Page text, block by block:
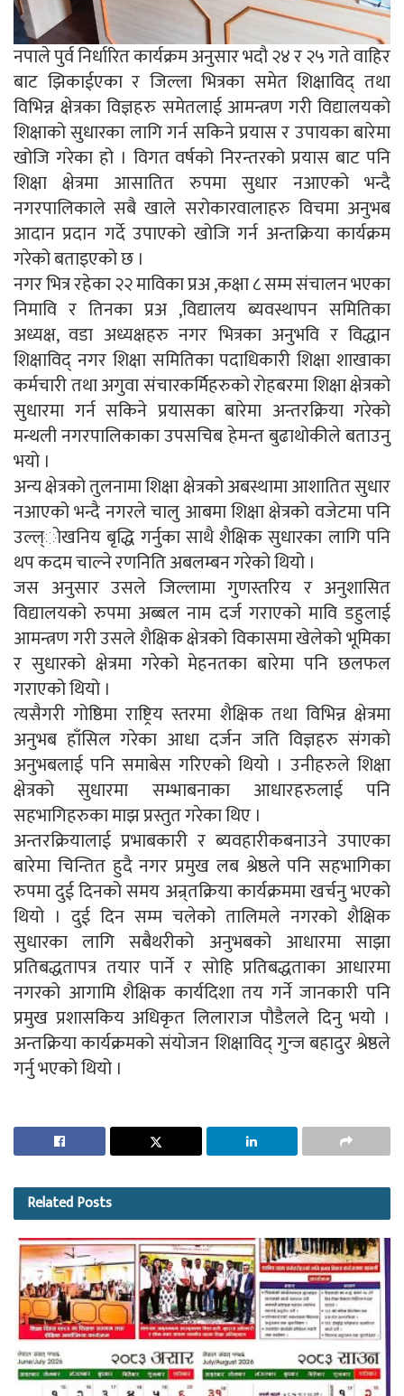
नपाले पुर्व निर्धारित कार्यक्रम अनुसार भदौ २४ र २५ गते वाहिर
बाट झिकाईएका र जिल्ला भित्रका समेत शिक्षाविद् तथा
विभिन्न क्षेत्रका विज्ञहरु समेतलाई आमन्त्रण गरी विद्यालयको
शिक्षाको सुधारका लागि गर्न सकिने प्रयास र उपायका बारेमा
खोजि गरेका हो । विगत वर्षको निरन्तरको प्रयास बाट पनि
शिक्षा क्षेत्रमा आसातित रुपमा सुधार नआएको भन्दै
नगरपालिकाले सबै खाले सरोकारवालाहरु विचमा अनुभब
आदान प्रदान गर्दे उपाएको खोजि गर्न अन्तक्रिया कार्यक्रम
गरेको बताइएको छ ।
नगर भित्र रहेका २२ माविका प्रअ ,कक्षा ८ सम्म संचालन भएका
निमावि र तिनका प्रअ ,विद्यालय ब्यवस्थापन समितिका
अध्यक्ष, वडा अध्यक्षहरु नगर भित्रका अनुभवि र विद्धान
शिक्षाविद् नगर शिक्षा समितिका पदाधिकारी शिक्षा शाखाका
कर्मचारी तथा अगुवा संचारकर्मिहरुको रोहबरमा शिक्षा क्षेत्रको
सुधारमा गर्न सकिने प्रयासका बारेमा अन्तरक्रिया गरेको
मन्थली नगरपालिकाका उपसचिब हेमन्त बुढाथोकीले बताउनु
भयो ।
अन्य क्षेत्रको तुलनामा शिक्षा क्षेत्रको अबस्थामा आशातित सुधार
नआएको भन्दै नगरले चालु आबमा शिक्षा क्षेत्रको वजेटमा पनि
उल्ल्ोखनिय बृद्धि गर्नुका साथै शैक्षिक सुधारका लागि पनि
थप कदम चाल्ने रणनिति अबलम्बन गरेको थियो ।
जस अनुसार उसले जिल्लामा गुणस्तरिय र अनुशासित
विद्यालयको रुपमा अब्बल नाम दर्ज गराएको मावि डहुलाई
आमन्त्रण गरी उसले शैक्षिक क्षेत्रको विकासमा खेलेको भूमिका
र सुधारको क्षेत्रमा गरेको मेहनतका बारेमा पनि छलफल
गराएको थियो ।
त्यसैगरी गोष्ठिमा राष्ट्रिय स्तरमा शैक्षिक तथा विभिन्न क्षेत्रमा
अनुभब हाँसिल गरेका आधा दर्जन जति विज्ञहरु संगको
अनुभबलाई पनि समाबेस गरिएको थियो । उनीहरुले शिक्षा
क्षेत्रको सुधारमा सम्भाबनाका आधारहरुलाई पनि
सहभागिहरुका माझ प्रस्तुत गरेका थिए ।
अन्तरक्रियालाई प्रभाबकारी र ब्यवहारीकबनाउने उपाएका
बारेमा चिन्तित हुदै नगर प्रमुख लब श्रेष्ठले पनि सहभागिका
रुपमा दुई दिनको समय अन्र्तक्रिया कार्यक्रममा खर्चनु भएको
थियो । दुई दिन सम्म चलेको तालिमले नगरको शैक्षिक
सुधारका लागि सबैथरीको अनुभबको आधारमा साझा
प्रतिबद्धतापत्र तयार पार्ने र सोहि प्रतिबद्धताका आधारमा
नगरको आगामि शैक्षिक कार्यदिशा तय गर्ने जानकारी पनि
प्रमुख प्रशासकिय अधिकृत लिलाराज पौडैलले दिनु भयो ।
अन्तक्रिया कार्यक्रमको संयोजन शिक्षाविद् गुन्ज बहादुर श्रेष्ठले
गर्नु भएको थियो ।
RelatedPosts